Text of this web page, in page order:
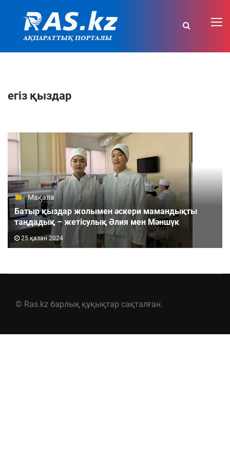
егіз қыздар
Мақала
Батыр қыздар жолымен әскери мамандықты
таңдадық – жетісулық Әлия мен Мәншүк
25 қазан 2024
© Ras.kz барлық құқықтар сақталған.